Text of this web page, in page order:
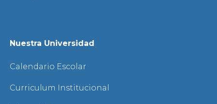
Nuestra Universidad
Calendario Escolar
Curriculum Institucional